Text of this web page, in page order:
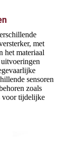
met
het materiaal
sensoren
zoals
voor tijdelijke